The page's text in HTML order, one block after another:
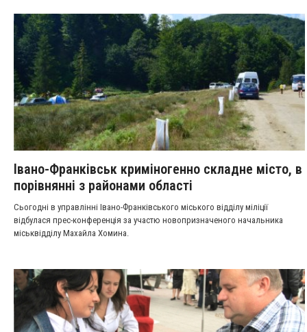
Івано-Франківськ криміногенно складне місто, в
порівнянні з районами області
Сьогодні в управлінні Івано-Франківського міського відділу міліції
відбулася прес-конференція за участю новопризначеного начальника
міськвідділу Махайла Хомина.